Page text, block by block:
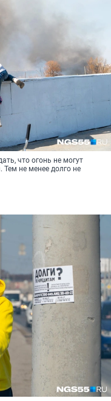
что огонь не могут
Тем не менее долго не